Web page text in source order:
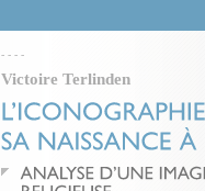
- - - -
Victoire Terlinden